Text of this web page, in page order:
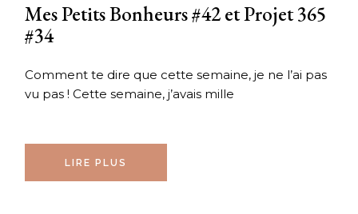
Mes Petits Bonheurs #42 et Projet 365
#34
Comment te dire que cette semaine, je ne l’ai pas
vu pas ! Cette semaine, j’avais mille
LIRE PLUS